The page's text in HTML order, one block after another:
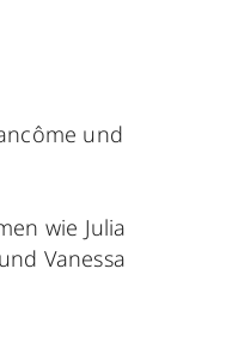
und
wie Julia
Vanessa